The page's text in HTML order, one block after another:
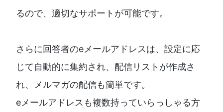
るので、適切なサポートが可能です。
さらに回答者のeメールアドレスは、設定に応
じて自動的に集約され、配信リストが作成さ
れ、メルマガの配信も簡単です。
eメールアドレスも複数持っていらっしゃる方